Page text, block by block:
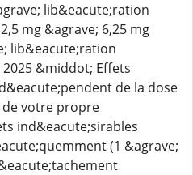
lib&eacute;ration
mg &agrave; 6,25 mg
lib&eacute;ration
&middot; Effets
de la dose
votre propre
ind&eacute;sirables
(1 &agrave;